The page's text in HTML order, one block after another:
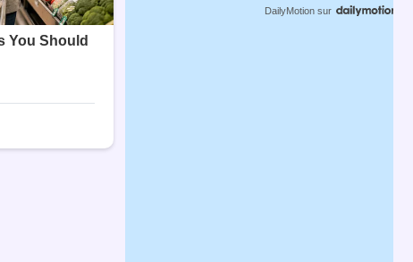
DailyMotion sur